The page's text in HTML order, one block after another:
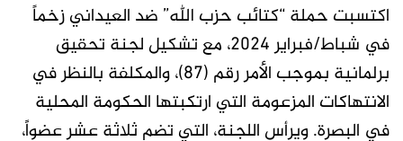
اكتسبت حملة “كتائب حزب الله” ضد العيداني زخماً
في شباط/فبراير 2024، مع تشكيل لجنة تحقيق
برلمانية بموجب الأمر رقم (87)، والمكلفة بالنظر في
الانتهاكات المزعومة التي ارتكبتها الحكومة المحلية
في البصرة. ويرأس اللجنة، التي تضم ثلاثة عشر عضواً،